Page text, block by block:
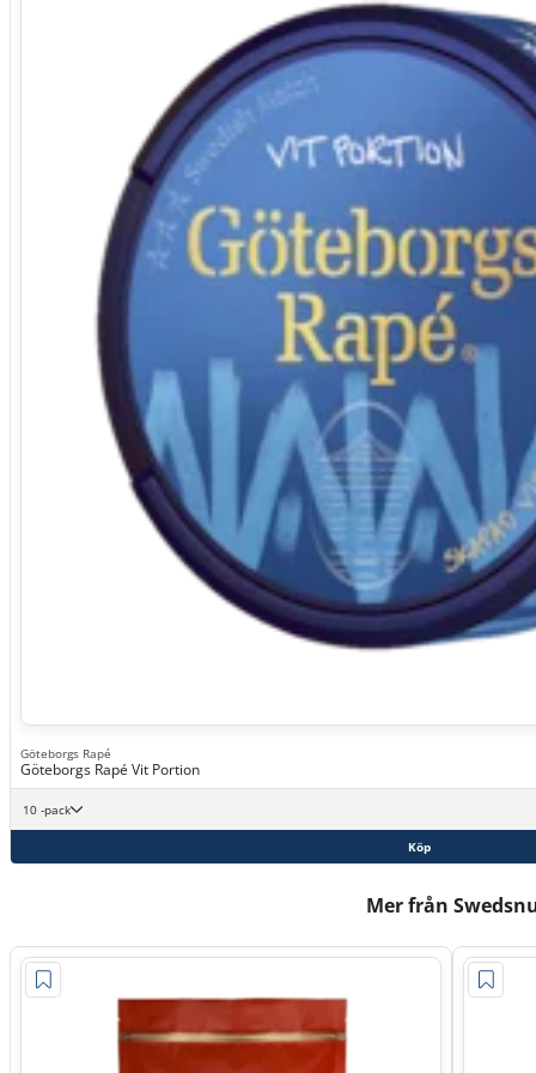
Göteborgs Rapé
Göteborgs Rapé Vit Portion
10 -pack
Köp
Mer från